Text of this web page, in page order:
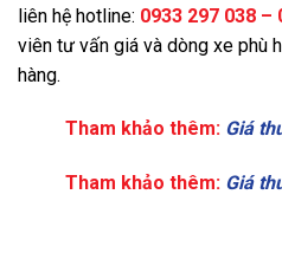
liên hệ hotline: 0933 297 038 –
viên tư vấn giá và dòng xe phù
hàng.
Tham khảo thêm: Giá
Tham khảo thêm: Giá